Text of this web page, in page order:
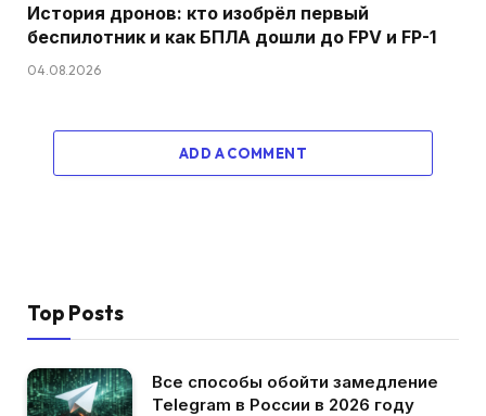
История дронов: кто изобрёл первый
беспилотник и как БПЛА дошли до FPV и FP-1
04.08.2026
ADD A COMMENT
Top Posts
Все способы обойти замедление
Telegram в России в 2026 году